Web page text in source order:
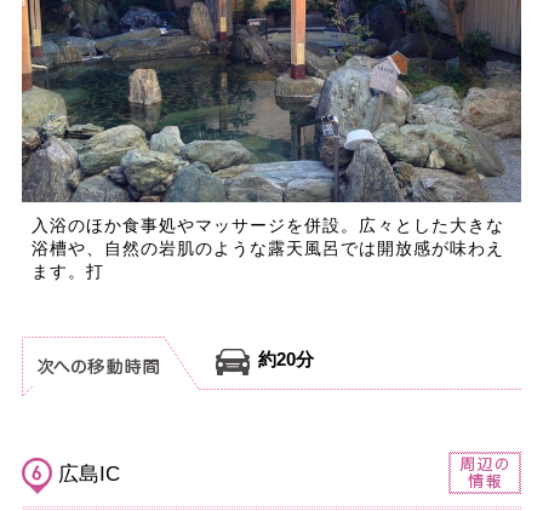
入浴のほか食事処やマッサージを併設。広々とした大きな
浴槽や、自然の岩肌のような露天風呂では開放感が味わえ
ます。打
約20分
広島IC